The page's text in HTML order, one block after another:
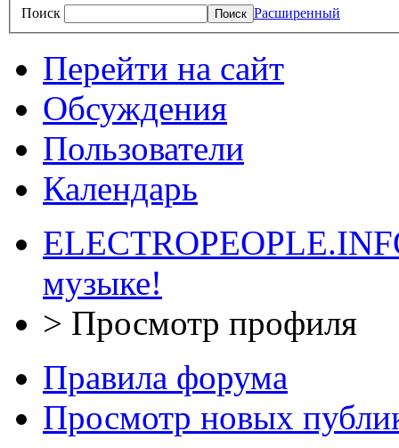
Поиск
Расширенный
Перейти на сайт
Обсуждения
Пользователи
Календарь
музыке!
> Просмотр профиля
Правила форума
Просмотр новых